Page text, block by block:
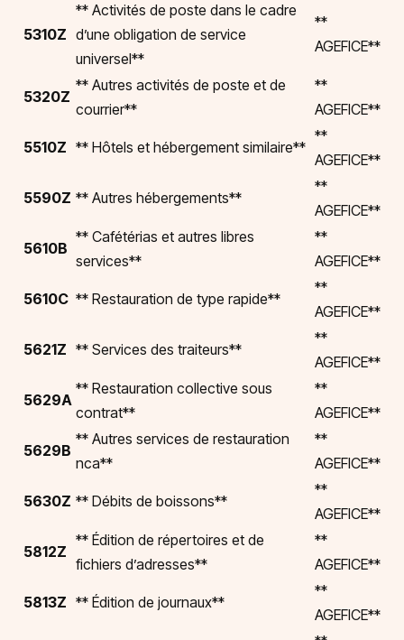
5310Z
** Activités de poste dans le cadre
d’une obligation de service
universel**
**
AGEFICE**
5320Z
** Autres activités de poste et de
courrier**
**
AGEFICE**
5510Z ** Hôtels et hébergement similaire**
**
AGEFICE**
5590Z ** Autres hébergements**
**
AGEFICE**
5610B
** Cafétérias et autres libres
services**
**
AGEFICE**
5610C ** Restauration de type rapide**
**
AGEFICE**
5621Z ** Services des traiteurs**
**
AGEFICE**
5629A
** Restauration collective sous
contrat**
**
AGEFICE**
5629B
** Autres services de restauration
nca**
**
AGEFICE**
5630Z ** Débits de boissons**
**
AGEFICE**
5812Z
** Édition de répertoires et de
fichiers d’adresses**
**
AGEFICE**
5813Z ** Édition de journaux**
**
AGEFICE**